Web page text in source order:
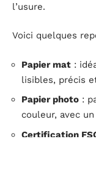
l’usure.
Voici quelques
Papier mat :
lisibles, précis
Papier photo :
couleur, avec
Certification